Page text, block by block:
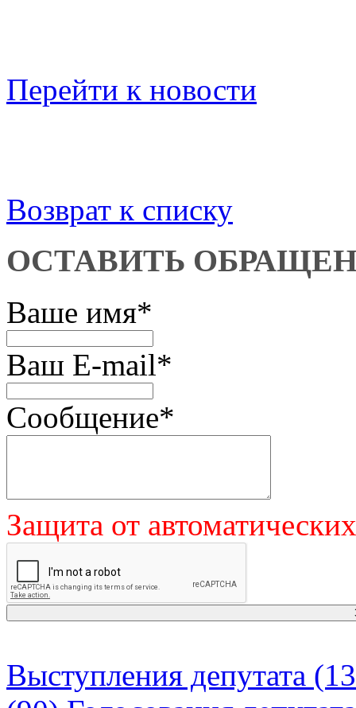
Перейти к новости
Возврат к списку
ОСТАВИТЬ
Ваше имя*
Ваш E-mail*
Сообщение*
Защита от
Выступления депутата